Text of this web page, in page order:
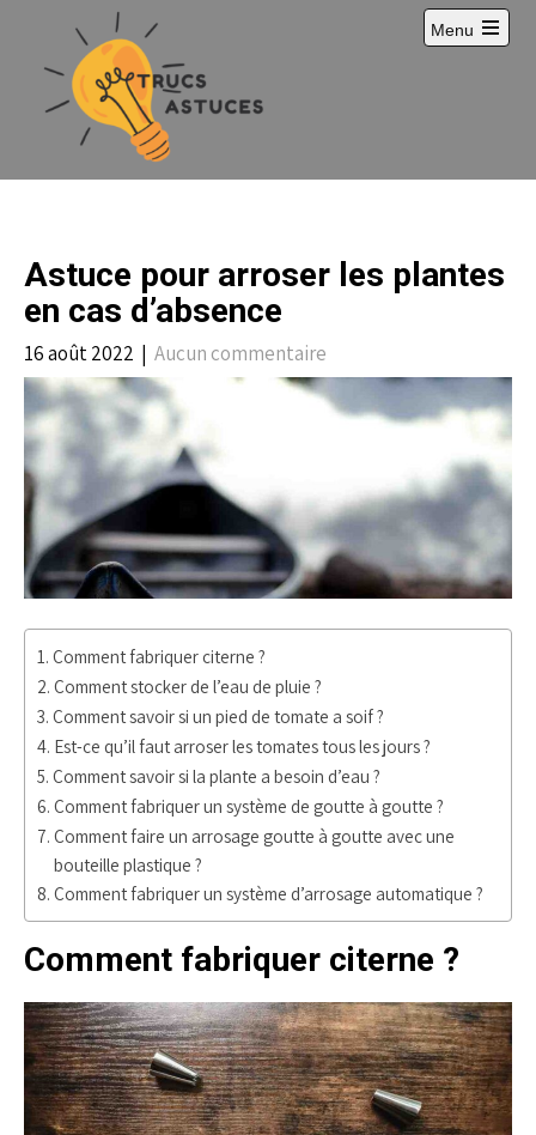
o
Menu
Astuce pour arroser les plantes
en cas d’absence
16 août 2022 | Aucun commentaire
Comment fabriquer citerne ?
Comment stocker de l’eau de pluie ?
Comment savoir si un pied de tomate a soif ?
Est-ce qu’il faut arroser les tomates tous les jours ?
Comment savoir si la plante a besoin d’eau ?
Comment fabriquer un système de goutte à goutte ?
Comment faire un arrosage goutte à goutte avec une
bouteille plastique ?
Comment fabriquer un système d’arrosage automatique ?
Comment fabriquer citerne ?